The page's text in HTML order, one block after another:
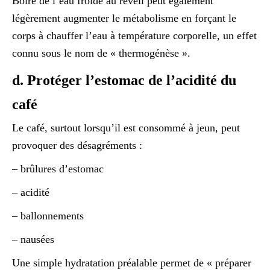
légèrement augmenter le métabolisme en forçant le
corps à chauffer l’eau à température corporelle, un effet
connu sous le nom de « thermogénèse ».
d. Protéger l’estomac de l’acidité du
café
Le café, surtout lorsqu’il est consommé à jeun, peut
provoquer des désagréments :
– brûlures d’estomac
– acidité
– ballonnements
– nausées
Une simple hydratation préalable permet de « préparer